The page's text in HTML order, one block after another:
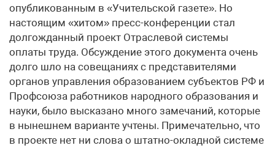
опубликованным в «Учительской газете». Но
настоящим «хитом» пресс-конференции стал
долгожданный проект Отраслевой системы
оплаты труда. Обсуждение этого документа очень
долго шло на совещаниях с представителями
органов управления образованием субъектов РФ и
Профсоюза работников народного образования и
науки, было высказано много замечаний, которые
в нынешнем варианте учтены. Примечательно, что
в проекте нет ни слова о штатно-окладной системе